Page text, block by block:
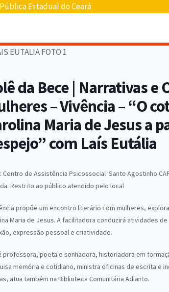
Estadual do Ceará
da Bece | Narrativas e
– Vivência – “O
Maria de Jesus a
com Laís Eutália
Centro de Assistência Psicossocial Santo Agostinho
Restrito ao público atendido pelo local
propõe um encontro literário com mulheres,
Maria de Jesus. A facilitadora conduzirá atividades
expressão pessoal e criatividade.
professora, poeta e sonhadora, historiadora em
memória e cotidiano, ministra oficinas de escrita e
atua também na Biblioteca Comunitária Adianto.